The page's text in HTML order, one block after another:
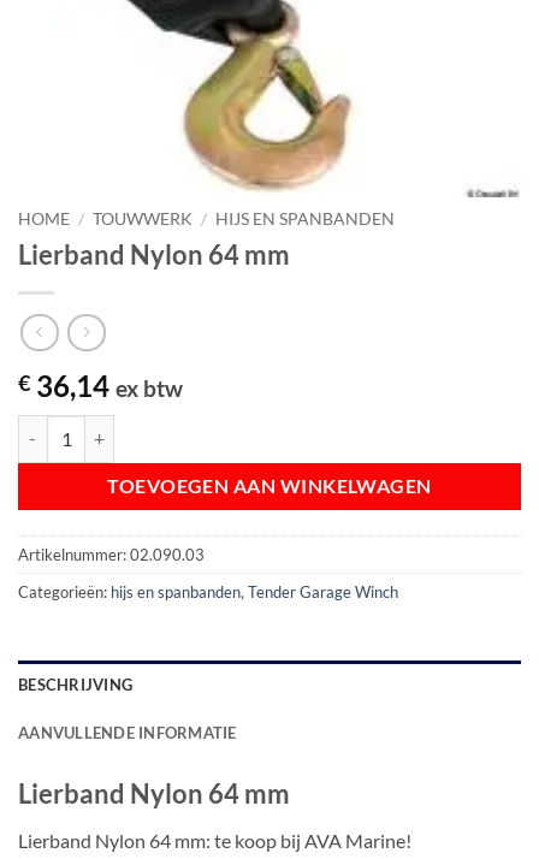
HOME / TOUWWERK / HIJS EN SPANBANDEN
Lierband Nylon 64 mm
€ 36,14 ex btw
TOEVOEGEN AAN WINKELWAGEN
Artikelnummer:02.090.03
Categorieën: hijs en spanbanden, Tender Garage Winch
BESCHRIJVING
AANVULLENDE INFORMATIE
Lierband Nylon 64 mm
Lierband Nylon 64 mm: te koop bij AVA Marine!